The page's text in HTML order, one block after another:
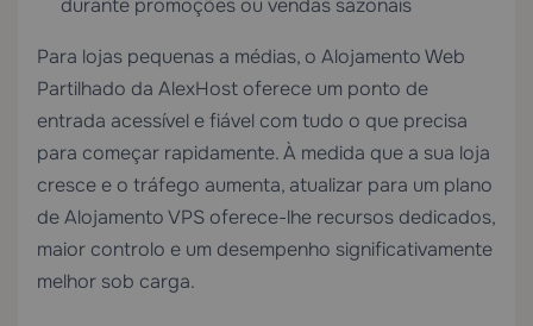
durante promoções ou vendas sazonais
Para lojas pequenas a médias, o Alojamento Web
Partilhado da AlexHost oferece um ponto de
entrada acessível e fiável com tudo o que precisa
para começar rapidamente. À medida que a sua loja
cresce e o tráfego aumenta, atualizar para um plano
deAlojamento VPS oferece-lhe recursos dedicados,
maior controlo e um desempenho significativamente
melhor sob carga.